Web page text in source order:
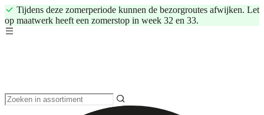
Tijdens deze zomerperiode kunnen de bezorgroutes afwijken. Let
op maatwerk heeft een zomerstop in week 32 en 33.